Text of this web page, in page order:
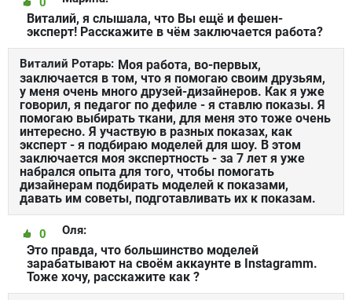
Виталий, я слышала, что Вы ещё и фешен-
эксперт! Расскажите в чём заключается работа?
Виталий Ротарь: Моя работа, во-первых,
заключается в том, что я помогаю своим друзьям,
у меня очень много друзей-дизайнеров. Как я уже
говорил, я педагог по дефиле - я ставлю показы. Я
помогаю выбирать ткани, для меня это тоже очень
интересно. Я участвую в разных показах, как
эксперт - я подбираю моделей для шоу. В этом
заключается моя экспертность - за 7 лет я уже
набрался опыта для того, чтобы помогать
дизайнерам подбирать моделей к показами,
давать им советы, подготавливать их к показам.
Оля:
0
Это правда, что большинство моделей
зарабатывают на своём аккаунте в Instagramm.
Тоже хочу, расскажите как ?